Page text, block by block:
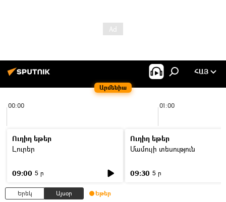
Արմենիա
ՀԱՅ
00:00 01:00
Ուղիղ եթեր
Լուրեր
09:00 5 ր
Ուղիղ եթեր
Մամուլի տեսություն
09:30 5 ր
Երեկ Այսօր Եթեր